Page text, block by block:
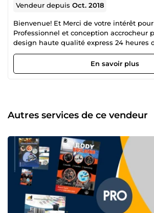
Vendeur depuisOct. 2018
Bienvenue! Et Merci de votre intérêt
Professionnel et conception accrocheur
design haute qualité express 24 heures
express Révisions illimitées jusqu'à ce
heureux De l'haute qualité (300dpi)
fichiers prêts à être imprimer seront
En savoir plus
Autres services de ce vendeur